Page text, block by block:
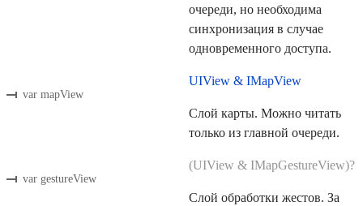
очереди, но необходима
синхронизация в случае
одновременного доступа.
var mapView
UIView & IMapView
Слой карты. Можно читать
только из главной очереди.
var gestureView
(UIView & IMapGestureView)?
Слой обработки жестов. За